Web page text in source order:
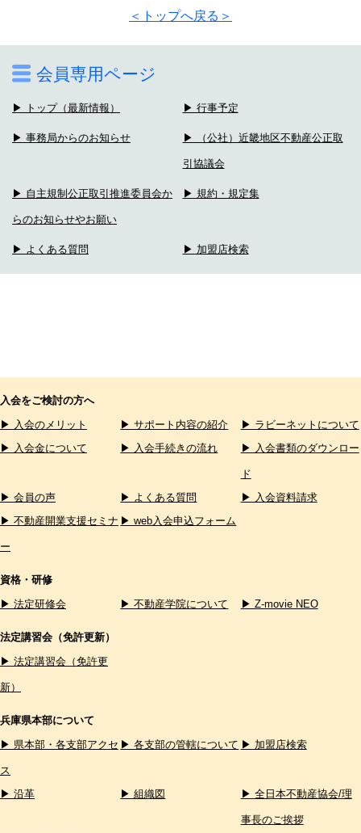
会員専用ページ
▶ トップ（最新情報） ▶ 行事予定
▶ 事務局からのお知らせ ▶ （公社）近畿地区不動産公正取
引協議会
▶ 自主規制公正取引推進委員会か
らのお知らせやお願い
▶ 規約・規定集
▶ よくある質問 ▶ 加盟店検索
＜トップへ戻る＞
入会をご検討の方へ
▶ 入会のメリット
▶ サポート内容の紹介
▶ ラビーネットについて
▶ 入会金について
▶ 入会手続きの流れ ▶ 入会書類のダウンロー
ド
▶ 会員の声
▶ よくある質問
▶ 入会資料請求
▶ 不動産開業支援セミナ
ー
▶ web入会申込フォーム
資格・研修
▶ 法定研修会
▶ 不動産学院について ▶ Z-movie NEO
法定講習会（免許更新）
▶ 法定講習会（免許更
新）
兵庫県本部について
▶ 県本部・各支部アクセ
ス
▶ 各支部の管轄について ▶ 加盟店検索
▶ 沿革 ▶ 組織図 ▶ 全日本不動産協会/理
事長のご挨拶